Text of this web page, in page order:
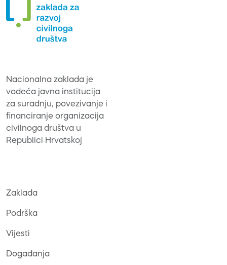
Nacionalna zaklada je
vodeća javna institucija
za suradnju, povezivanje i
financiranje organizacija
civilnoga društva u
Republici Hrvatskoj
Zaklada
Podrška
Vijesti
Događanja